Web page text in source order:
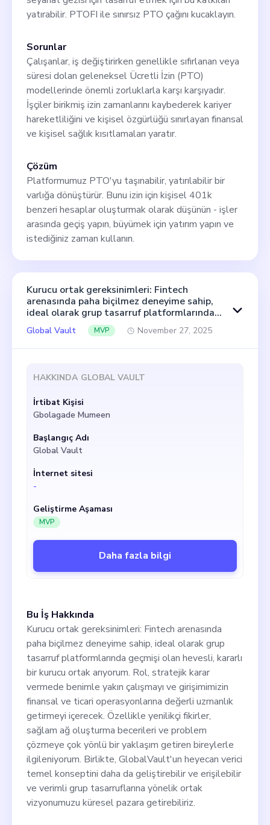
yatırabilir. PTOFI ile sınırsız PTO çağını kucaklayın.
Sorunlar
Çalışanlar, iş değiştirirken genellikle sıfırlanan veya
süresi dolan geleneksel Ücretli İzin (PTO)
modellerinde önemli zorluklarla karşı karşıyadır.
İşçiler birikmiş izin zamanlarını kaybederek kariyer
hareketliliğini ve kişisel özgürlüğü sınırlayan finansal
ve kişisel sağlık kısıtlamaları yaratır.
Çözüm
Platformumuz PTO'yu taşınabilir, yatırılabilir bir
varlığa dönüştürür. Bunu izin için kişisel 401k
benzeri hesaplar oluşturmak olarak düşünün - işler
arasında geçiş yapın, büyümek için yatırım yapın ve
istediğiniz zaman kullanın.
Kurucu ortak gereksinimleri: Fintech
arenasında paha biçilmez deneyime sahip,
ideal olarak grup tasarruf platformlarında
geçmişi olan hevesli, kararlı bir kurucu ortak
arıyorum. Rol, stratejik karar vermede
benimle yakın çalışmayı ve girişimimizin
yenilikçi fikirler, sağlam ağ oluşturma
yaklaşım getiren bireylerle ilgileniyorum.
Birlikte, GlobalVault'un heyecan verici temel
ve verimli grup tasarruflarına yönelik ortak
vizyonumuzu küresel pazara getirebiliriz.
Global Vault MVP November 27, 2025
Bu İş Hakkında
Kurucu ortak gereksinimleri: Fintech arenasında
paha biçilmez deneyime sahip, ideal olarak grup
tasarruf platformlarında geçmişi olan hevesli, kararlı
bir kurucu ortak arıyorum. Rol, stratejik karar
vermede benimle yakın çalışmayı ve girişimimizin
finansal ve ticari operasyonlarına değerli uzmanlık
getirmeyi içerecek. Özellikle yenilikçi fikirler,
sağlam ağ oluşturma becerileri ve problem
çözmeye çok yönlü bir yaklaşım getiren bireylerle
ilgileniyorum. Birlikte, GlobalVault'un heyecan verici
temel konseptini daha da geliştirebilir ve erişilebilir
ve verimli grup tasarruflarına yönelik ortak
vizyonumuzu küresel pazara getirebiliriz.
HAKKINDA GLOBAL VAULT
İrtibat Kişisi
Gbolagade Mumeen
Başlangıç Adı
Global Vault
İnternet sitesi
-
Geliştirme Aşaması
MVP
Daha fazla bilgi